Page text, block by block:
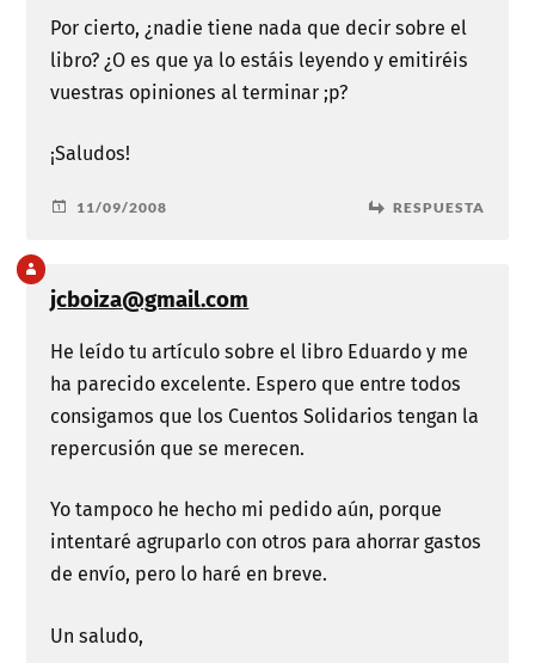
Por cierto, ¿nadie tiene nada que decir sobre el
libro? ¿O es que ya lo estáis leyendo y emitiréis
vuestras opiniones al terminar ;p?
¡Saludos!
11/09/2008 RESPUESTA
jcboiza@gmail.com
He leído tu artículo sobre el libro Eduardo y me
ha parecido excelente. Espero que entre todos
consigamos que los Cuentos Solidarios tengan la
repercusión que se merecen.
Yo tampoco he hecho mi pedido aún, porque
intentaré agruparlo con otros para ahorrar gastos
de envío, pero lo haré en breve.
Un saludo,